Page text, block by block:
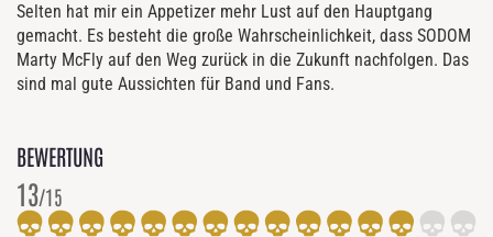
Selten hat mir ein Appetizer mehr Lust auf den Hauptgang
gemacht. Es besteht die große Wahrscheinlichkeit, dass SODOM
Marty McFly auf den Weg zurück in die Zukunft nachfolgen. Das
sind mal gute Aussichten für Band und Fans.
BEWERTUNG
13/15